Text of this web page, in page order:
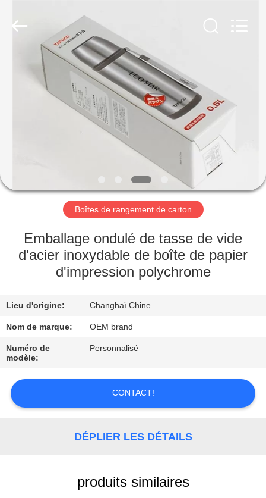
MAISON
PRODUITS
AU
SUJET
NOUS
CONTRÔLE
DE
CONTACTEZ-
Fournisseur.
Copyright
paperpackingboxes.com.
Boîtes de rangement de carton
Emballage ondulé de tasse de vide
d'acier inoxydable de boîte de papier
d'impression polychrome
Lieu d'origine: Changhaï Chine
Nom de marque: OEM brand
Numéro de
modèle:
Personnalisé
CONTACT!
DÉPLIER LES DÉTAILS
produits similaires